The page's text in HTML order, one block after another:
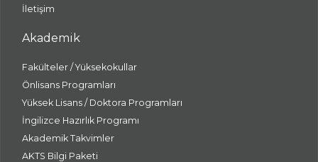
İletişim
Akademik
Fakülteler / Yüksekokullar
Önlisans Programları
Yüksek Lisans / Doktora Programları
İngilizce Hazırlık Programı
Akademik Takvimler
AKTS Bilgi Paketi